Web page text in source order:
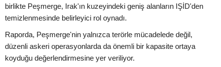
birlikte Peşmerge, Irak'ın kuzeyindeki geniş alanların IŞİD'den
temizlenmesinde belirleyici rol oynadı.
Raporda, Peşmerge'nin yalnızca terörle mücadelede değil,
düzenli askeri operasyonlarda da önemli bir kapasite ortaya
koyduğu değerlendirmesine yer veriliyor.